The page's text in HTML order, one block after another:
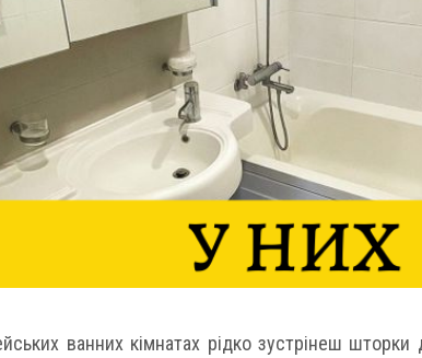
ванних кімнатах рідко зустрінеш